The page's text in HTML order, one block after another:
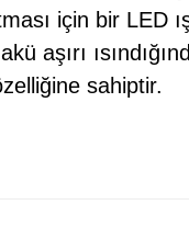
için bir LED
aşırı
sahiptir.